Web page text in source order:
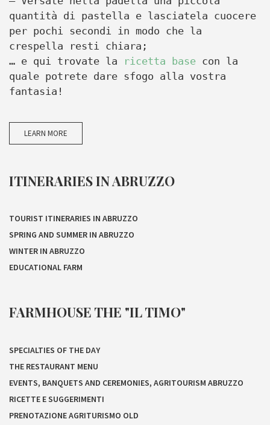
quantità di pastella e lasciatela cuocere
per pochi secondi in modo che la
crespella resti chiara;
… e qui trovate la
ricetta base con la
quale potrete dare sfogo alla vostra
fantasia!
LEARN MORE
ITINERARIES IN ABRUZZO
TOURIST ITINERARIES IN ABRUZZO
SPRING AND SUMMER IN ABRUZZO
WINTER IN ABRUZZO
EDUCATIONAL FARM
FARMHOUSE THE "IL TIMO"
SPECIALTIES OF THE DAY
THE RESTAURANT MENU
EVENTS, BANQUETS AND CEREMONIES, AGRITOURISM ABRUZZO
RICETTE E SUGGERIMENTI
PRENOTAZIONE AGRITURISMO OLD